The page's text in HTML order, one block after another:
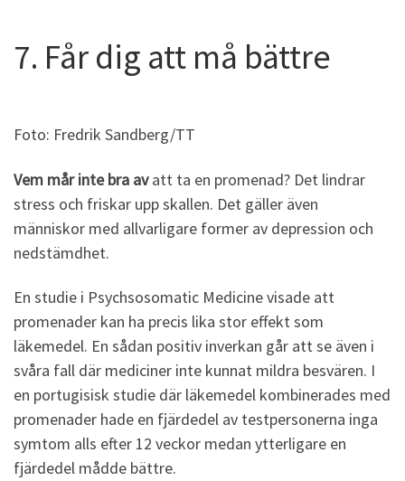
7. Får dig att må bättre
Foto: Fredrik Sandberg/TT
Vem mår inte bra avatt ta en promenad? Det lindrar
stress och friskar upp skallen. Det gäller även
människor med allvarligare former av depression och
nedstämdhet.
En studie i Psychsosomatic Medicine visade att
promenader kan ha precis lika stor effekt som
läkemedel. En sådan positiv inverkan går att se även i
svåra fall där mediciner inte kunnat mildra besvären. I
en portugisisk studie där läkemedel kombinerades med
promenader hade en fjärdedel av testpersonerna inga
symtom alls efter 12 veckor medan ytterligare en
fjärdedel mådde bättre.